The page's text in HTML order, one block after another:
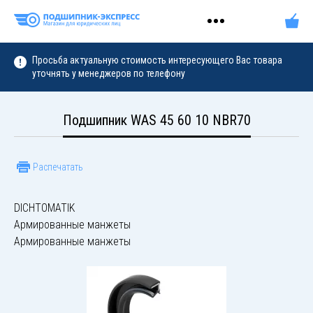
Просьба актуальную стоимость интересующего Вас товара
уточнять у менеджеров по телефону
Подшипник WAS 45 60 10 NBR70
Распечатать
DICHTOMATIK
Армированные манжеты
Армированные манжеты